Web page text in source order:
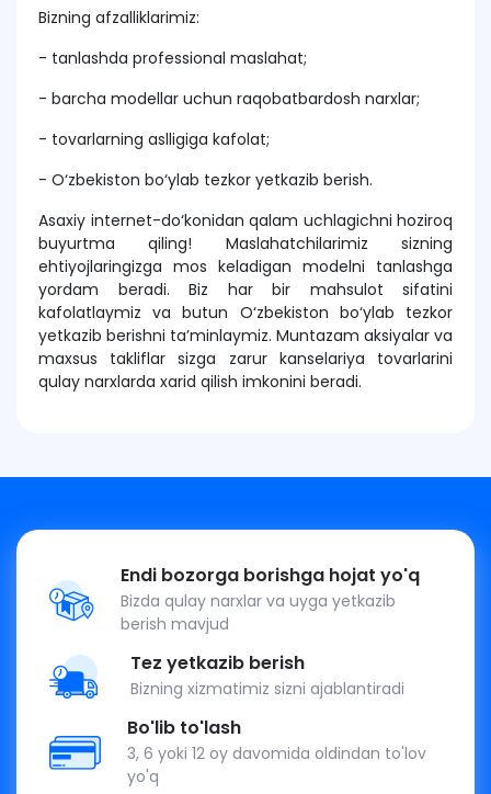
Bizning afzalliklarimiz:
- tanlashda professional maslahat;
- barcha modellar uchun raqobatbardosh narxlar;
- tovarlarning aslligiga kafolat;
- O‘zbekiston bo‘ylab tezkor yetkazib berish.
Asaxiy internet-do‘konidan qalam uchlagichni hoziroq
buyurtma qiling! Maslahatchilarimiz sizning
ehtiyojlaringizga mos keladigan modelni tanlashga
yordam beradi. Biz har bir mahsulot sifatini
kafolatlaymiz va butun O‘zbekiston bo‘ylab tezkor
yetkazib berishni ta’minlaymiz. Muntazam aksiyalar va
maxsus takliflar sizga zarur kanselariya tovarlarini
qulay narxlarda xarid qilish imkonini beradi.
Endi bozorga borishga hojat yo'q
Bizda qulay narxlar va uyga yetkazib
berish mavjud
Tez yetkazib berish
Bizning xizmatimiz sizni ajablantiradi
Bo'lib to'lash
3, 6 yoki 12 oy davomida oldindan to'lov
yo'q